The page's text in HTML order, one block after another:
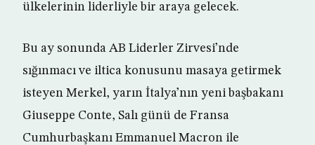
ülkelerinin liderliyle bir araya gelecek.
Bu ay sonunda AB Liderler Zirvesi’nde
sığınmacı ve iltica konusunu masaya getirmek
isteyen Merkel, yarın İtalya’nın yeni başbakanı
Giuseppe Conte, Salı günü de Fransa
Cumhurbaşkanı Emmanuel Macron ile